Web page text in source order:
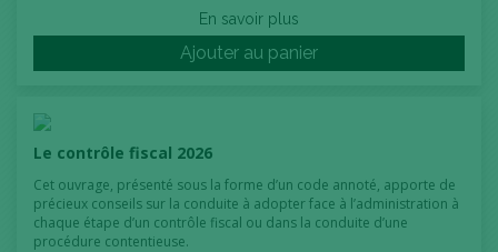
En savoir plus
Ajouter au panier
Le contrôle fiscal 2026
Cet ouvrage, présenté sous la forme d’un code annoté, apporte de
précieux conseils sur la conduite à adopter face à l’administration à
chaque étape d’un contrôle fiscal ou dans la conduite d’une
procédure contentieuse.